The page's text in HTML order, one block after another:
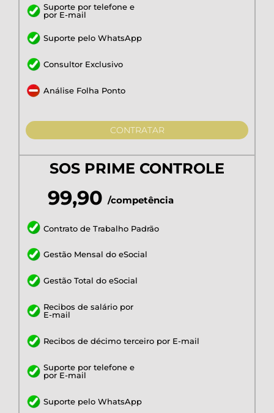
Suporte por telefone e
por E-mail
Suporte pelo WhatsApp
Consultor Exclusivo
Análise Folha Ponto
CONTRATAR
SOS PRIME CONTROLE
99,90 /competência
Contrato de Trabalho Padrão
Gestão Mensal do eSocial
Gestão Total do eSocial
Recibos de salário por
E-mail
Recibos de décimo terceiro por E-mail
Suporte por telefone e
por E-mail
Suporte pelo WhatsApp